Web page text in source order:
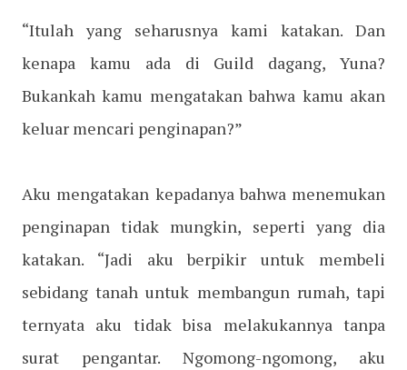
“Itulah yang seharusnya kami katakan. Dan
kenapa kamu ada di Guild dagang, Yuna?
Bukankah kamu mengatakan bahwa kamu akan
keluar mencari penginapan?”
Aku mengatakan kepadanya bahwa menemukan
penginapan tidak mungkin, seperti yang dia
katakan. “Jadi aku berpikir untuk membeli
sebidang tanah untuk membangun rumah, tapi
ternyata aku tidak bisa melakukannya tanpa
surat pengantar. Ngomong-ngomong, aku